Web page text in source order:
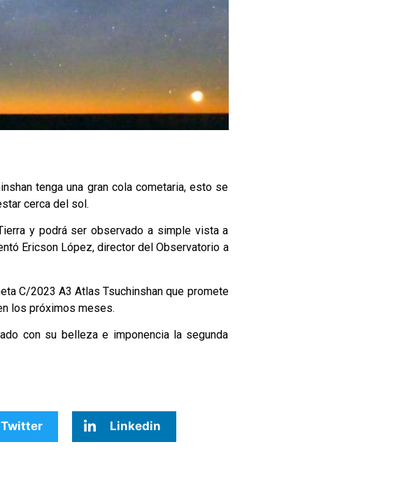
tenga una gran cola cometaria, esto se
cerca del sol.
y podrá ser observado a simple vista a
Ericson López, director del Observatorio a
C/2023 A3 Atlas Tsuchinshan que promete
los próximos meses.
con su belleza e imponencia la segunda
Twitter Linkedin